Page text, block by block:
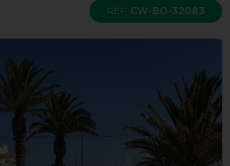
RÉF: CW-BO-32083